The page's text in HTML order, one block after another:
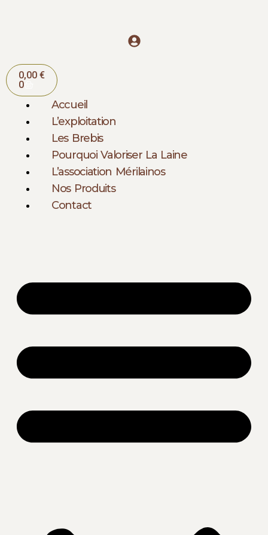
0,00 €
0
Panier
Accueil
L’exploitation
Les Brebis
Pourquoi Valoriser La Laine
L’association Mérilainos
Nos Produits
Contact